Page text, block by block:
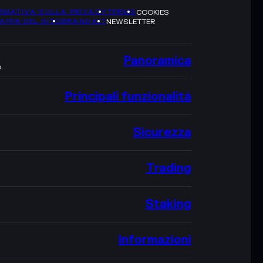
SULLA PRIVACYTERMSCOOKIES
DEL SITOBRAND KITNEWSLETTER
Panoramica
Principali funzionalità
Sicurezza
Trading
Staking
Informazioni